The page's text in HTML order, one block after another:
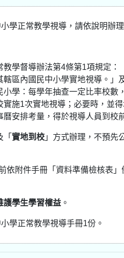
學正常教學視導，請依說明辦
學督導辦法第4條第1項規定
區內國民中小學實地視導。」
學：每學年抽查一定比率校數
施1次實地視導；必要時，並
安排考量，得於視導人員到校
「 實地到校 」方式辦理，不預先
依附件手冊「資料準備檢核表
護學生學習權益 。
學正常教學視導手冊1份。